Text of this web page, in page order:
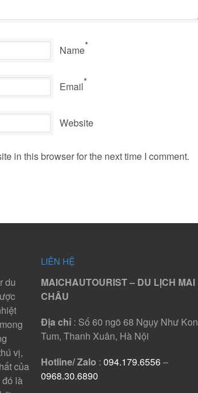
Name*
Email*
Website
in this browser for the next time I comment.
du
vị,
của
là
LIÊN HỆ
MAICHAUTOURIST – DU LỊCH MAI
CHÂU
Địa chỉ: Số 60 ngõ 68 Ngụy Như Kon
Tum, Thanh Xuân, Hà Nội
Hotline/ Zalo : 094.179.6556–
0968.30.6890